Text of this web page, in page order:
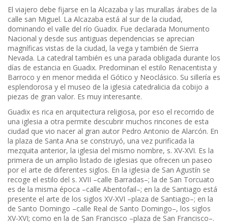
El viajero debe fijarse en la Alcazaba y las murallas árabes de la
calle san Miguel. La Alcazaba está al sur de la ciudad,
dominando el valle del río Guadix. Fue declarada Monumento
Nacional y desde sus antiguas dependencias se aprecian
magníficas vistas de la ciudad, la vega y también de Sierra
Nevada. La catedral también es una parada obligada durante los
días de estancia en Guadix. Predominan el estilo Renacentista y
Barroco y en menor medida el Gótico y Neoclásico. Su sillería es
esplendorosa y el museo de la iglesia catedralicia da cobijo a
piezas de gran valor. Es muy interesante.
Guadix es rica en arquitectura religiosa, por eso el recorrido de
una iglesia a otra permite descubrir muchos rincones de esta
ciudad que vio nacer al gran autor Pedro Antonio de Alarcón. En
la plaza de Santa Ana se construyó, una vez purificada la
mezquita anterior, la iglesia del mismo nombre, s. XV-XVI. Es la
primera de un amplio listado de iglesias que ofrecen un paseo
por el arte de diferentes siglos. En la iglesia de San Agustín se
recoge el estilo del s. XVII –calle Barradas–; la de San Torcuato
es de la misma época –calle Abentofail–; en la de Santiago está
presente el arte de los siglos XV-XVI –plaza de Santiago–; en la
de Santo Domingo –calle Real de Santo Domingo–, los siglos
XV-XVI; como en la de San Francisco –plaza de San Francisco–.